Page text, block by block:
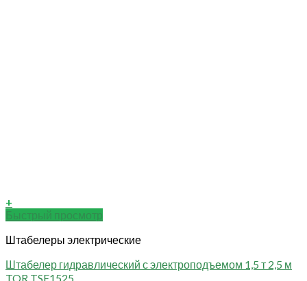
+
Быстрый просмотр
Штабелеры электрические
Штабелер гидравлический с электроподъемом 1,5 т 2,5 м
TOR TSE1525